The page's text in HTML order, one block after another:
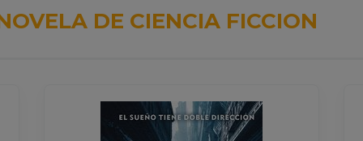
DE CIENCIA FICCION